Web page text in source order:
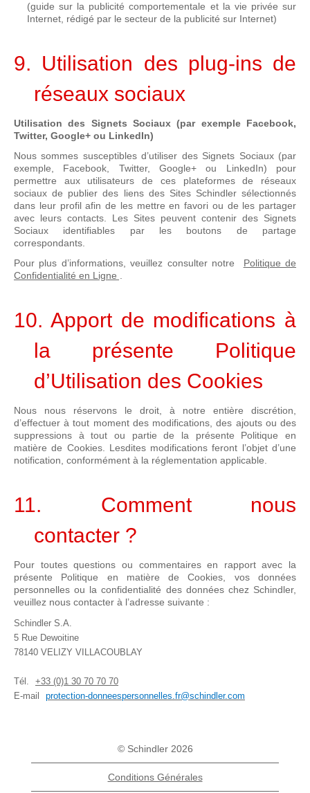
(guide sur la publicité comportementale et la vie privée sur
Internet, rédigé par le secteur de la publicité sur Internet)
9. Utilisation des plug-ins de
réseaux sociaux
Utilisation des Signets Sociaux (par exemple Facebook,
Twitter, Google+ ou LinkedIn)
Nous sommes susceptibles d’utiliser des Signets Sociaux (par
exemple, Facebook, Twitter, Google+ ou LinkedIn) pour
permettre aux utilisateurs de ces plateformes de réseaux
sociaux de publier des liens des Sites Schindler sélectionnés
dans leur profil afin de les mettre en favori ou de les partager
avec leurs contacts. Les Sites peuvent contenir des Signets
Sociaux identifiables par les boutons de partage
correspondants.
Pour plus d’informations, veuillez consulter notre
Politique de
Confidentialité en Ligne
10. Apport de modifications à
la présente Politique
d’Utilisation des Cookies
Nous nous réservons le droit, à notre entière discrétion,
d’effectuer à tout moment des modifications, des ajouts ou des
suppressions à tout ou partie de la présente Politique en
matière de Cookies. Lesdites modifications feront l’objet d’une
notification, conformément à la réglementation applicable.
11. Comment nous
contacter ?
Pour toutes questions ou commentaires en rapport avec la
présente Politique en matière de Cookies, vos données
personnelles ou la confidentialité des données chez Schindler,
veuillez nous contacter à l’adresse suivante :
Schindler S.A.
5 Rue Dewoitine
78140 VELIZY VILLACOUBLAY
Tél. +33 (0)1 30 70 70 70
E-mail protection-donneespersonnelles.fr@schindler.com
© Schindler 2026
Conditions Générales